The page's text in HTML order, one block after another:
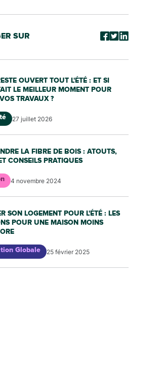
SUR
OUVERT TOUT L'ÉTÉ : ET SI
LE MEILLEUR MOMENT POUR
TRAVAUX ?
27 juillet 2026
LA FIBRE DE BOIS : ATOUTS,
CONSEILS PRATIQUES
4 novembre 2024
SON LOGEMENT POUR L'ÉTÉ : LES
POUR UNE MAISON MOINS
Globale 25 février 2025